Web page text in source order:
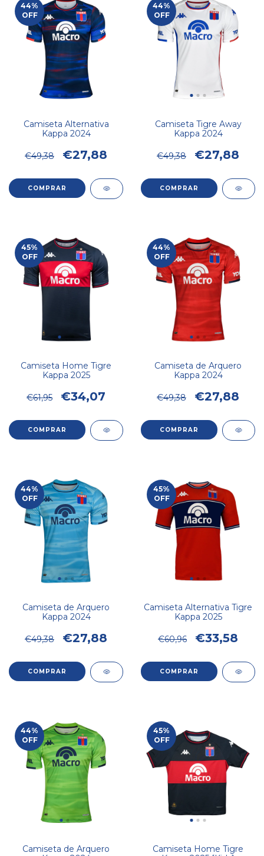
44%
OFF
Camiseta Alternativa
Kappa 2024
€49,38 €27,88
COMPRAR
44%
OFF
Camiseta Tigre Away
Kappa 2024
€49,38 €27,88
COMPRAR
45%
OFF
Camiseta Home Tigre
Kappa 2025
€61,95 €34,07
COMPRAR
44%
OFF
Camiseta de Arquero
Kappa 2024
€49,38 €27,88
COMPRAR
44%
OFF
Camiseta de Arquero
Kappa 2024
€49,38 €27,88
COMPRAR
45%
OFF
Camiseta Alternativa Tigre
Kappa 2025
€60,96 €33,58
COMPRAR
44%
OFF
Camiseta de Arquero
45%
OFF
Camiseta Home Tigre